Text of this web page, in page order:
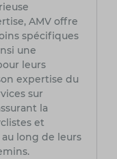
AMV offre
spécifiques
une
leurs
expertise du
sur
la
et
long de leurs